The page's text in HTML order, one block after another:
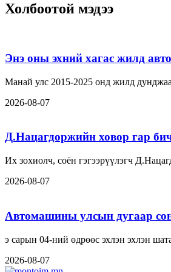
Холбоотой мэдээ
Энэ оны эхний хагас жилд
Манай улс 2015-2025 онд жилд
2026-08-07
Д.Нацагдоржийн ховор гар
Их зохиолч, соён гэгээрүүлэгч
2026-08-07
Автомашины улсын дугаар
э сарын 04-ний өдрөөс эхлэн эхлэн
2026-08-07